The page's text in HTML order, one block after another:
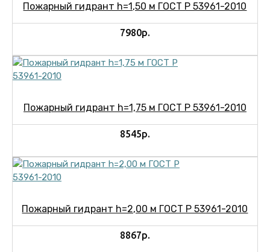
Пожарный гидрант h=1,50 м ГОСТ Р 53961-2010
7980р.
Пожарный гидрант h=1,75 м ГОСТ Р 53961-2010
8545р.
Пожарный гидрант h=2,00 м ГОСТ Р 53961-2010
8867р.